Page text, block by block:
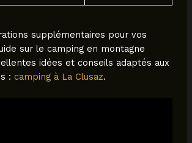
supplémentaires pour vos
sur le camping en montagne
idées et conseils adaptés aux
: camping à La Clusaz.